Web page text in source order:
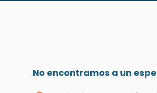
No encontramos a un